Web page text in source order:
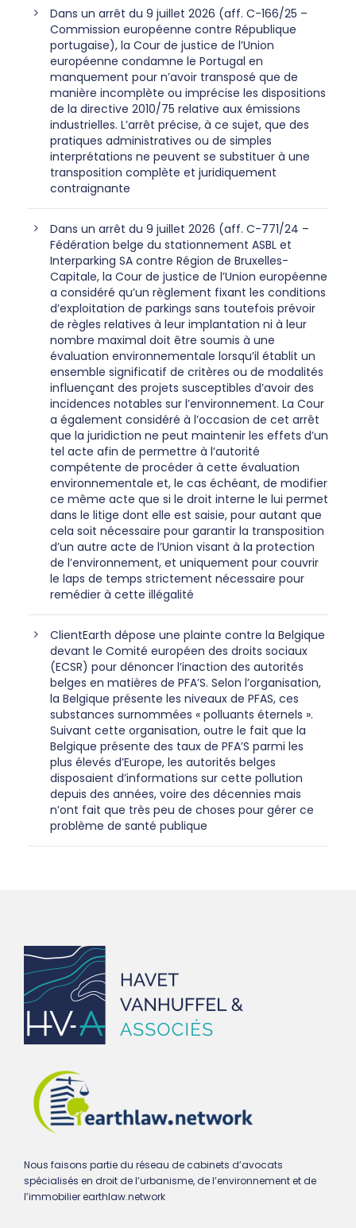
Dans un arrêt du 9 juillet 2026 (aff. C-166/25 –
Commission européenne contre République
portugaise), la Cour de justice de l’Union
européenne condamne le Portugal en
manquement pour n’avoir transposé que de
manière incomplète ou imprécise les dispositions
de la directive 2010/75 relative aux émissions
industrielles. L’arrêt précise, à ce sujet, que des
pratiques administratives ou de simples
interprétations ne peuvent se substituer à une
transposition complète et juridiquement
contraignante
Dans un arrêt du 9 juillet 2026 (aff. C-771/24 –
Fédération belge du stationnement ASBL et
Interparking SA contre Région de Bruxelles-
Capitale, la Cour de justice de l’Union européenne
a considéré qu’un règlement fixant les conditions
d’exploitation de parkings sans toutefois prévoir
de règles relatives à leur implantation ni à leur
nombre maximal doit être soumis à une
évaluation environnementale lorsqu’il établit un
ensemble significatif de critères ou de modalités
influençant des projets susceptibles d’avoir des
incidences notables sur l’environnement. La Cour
a également considéré à l’occasion de cet arrêt
que la juridiction ne peut maintenir les effets d’un
tel acte afin de permettre à l’autorité
compétente de procéder à cette évaluation
environnementale et, le cas échéant, de modifier
ce même acte que si le droit interne le lui permet
dans le litige dont elle est saisie, pour autant que
cela soit nécessaire pour garantir la transposition
d’un autre acte de l’Union visant à la protection
de l’environnement, et uniquement pour couvrir
le laps de temps strictement nécessaire pour
remédier à cette illégalité
ClientEarth dépose une plainte contre la Belgique
devant le Comité européen des droits sociaux
(ECSR) pour dénoncer l’inaction des autorités
belges en matières de PFA’S. Selon l’organisation,
la Belgique présente les niveaux de PFAS, ces
substances surnommées « polluants éternels ».
Suivant cette organisation, outre le fait que la
Belgique présente des taux de PFA’S parmi les
plus élevés d’Europe, les autorités belges
disposaient d’informations sur cette pollution
depuis des années, voire des décennies mais
n’ont fait que très peu de choses pour gérer ce
problème de santé publique
Nous faisons partie du réseau de cabinets d’avocats
spécialisés en droit de l’urbanisme, de l’environnement et de
l’immobilier earthlaw.network